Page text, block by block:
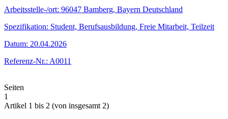
Arbeitsstelle-/ort: 96047 Bamberg, Bayern Deutschland
Spezifikation: Student, Berufsausbildung, Freie Mitarbeit, Teilzeit
Datum: 20.04.2026
Referenz-Nr.: A0011
Seiten
1
Artikel 1 bis 2 (von insgesamt 2)